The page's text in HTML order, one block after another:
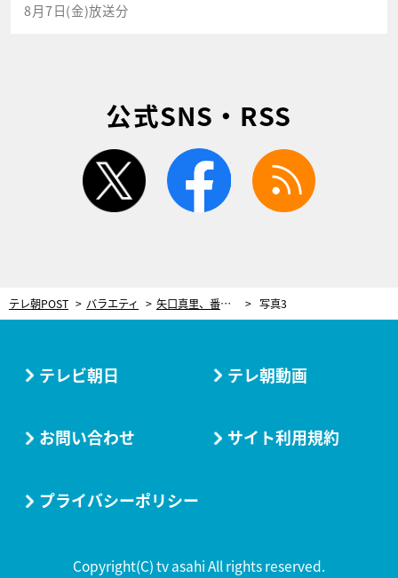
8月7日(金)放送分
公式SNS・RSS
twitter facebook
テレ朝POST バラエティ 矢口真里、番組出演中に気づいた衝撃の事実！「たぶん私、違う人だった」 写真3
テレビ朝日 テレ朝動画
お問い合わせ サイト利用規約
プライバシーポリシー
Copyright(C) tv asahi All rights reserved.